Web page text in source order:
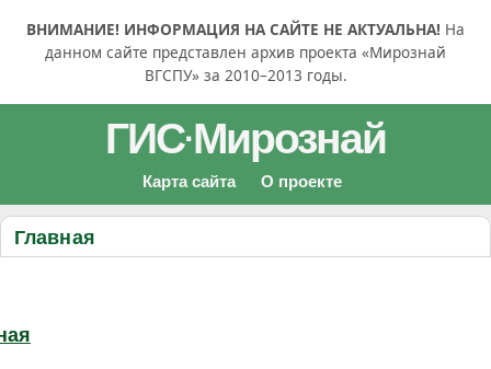
ВНИМАНИЕ! ИНФОРМАЦИЯ НА САЙТЕ НЕ АКТУАЛЬНА! На
данном сайте представлен архив проекта «Мирознай
ВГСПУ» за 2010–2013 годы.
ГИС·Мирознай
Карта сайта О проекте
Главная